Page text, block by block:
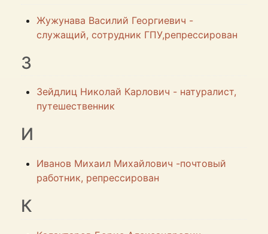
Жужунава Василий Георгиевич -
служащий, сотрудник ГПУ,репрессирован
З
Зейдлиц Николай Карлович - натуралист,
путешественник
И
Иванов Михаил Михайлович -почтовый
работник, репрессирован
К